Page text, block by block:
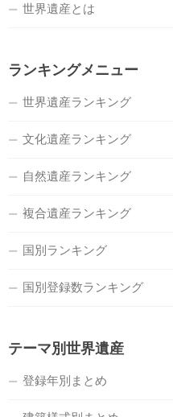
世界遺産とは
ランキングメニュー
世界遺産ランキング
文化遺産ランキング
自然遺産ランキング
複合遺産ランキング
国別ランキング
国別登録数ランキング
テーマ別世界遺産
登録年別まとめ